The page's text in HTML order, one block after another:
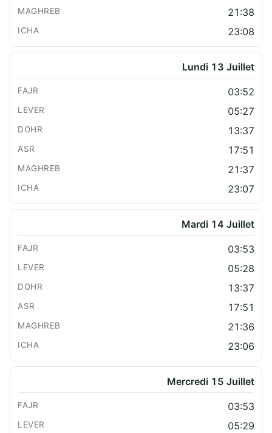
21:38
23:08
Lundi 13 Juillet
03:52
05:27
13:37
17:51
21:37
23:07
Mardi 14 Juillet
03:53
05:28
13:37
17:51
21:36
23:06
Mercredi 15 Juillet
03:53
05:29